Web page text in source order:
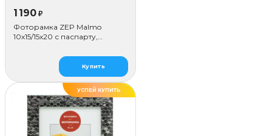
1 190 ₽
Фоторамка ZEP Malmo
10х15/15х20 с паспарту,
Купить
УСПЕЙ КУПИТЬ